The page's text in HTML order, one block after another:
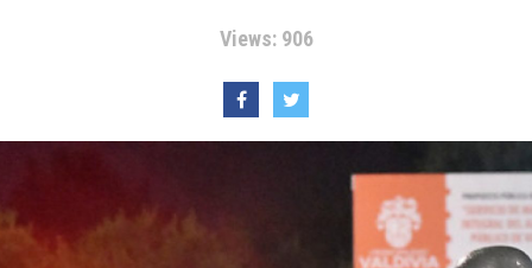
Views: 906